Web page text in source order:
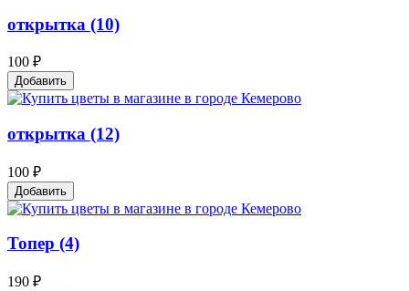
открытка (10)
100 ₽
Добавить
открытка (12)
100 ₽
Добавить
Топер (4)
190 ₽